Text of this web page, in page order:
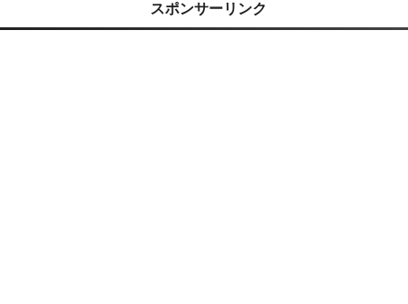
スポンサーリンク